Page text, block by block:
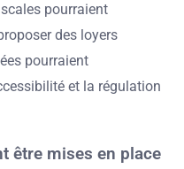
pourraient
des loyers
pourraient
et la régulation
être mises en place